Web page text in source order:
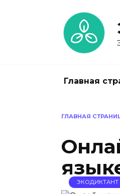
Главная
ГЛАВНАЯ
ЭКОДИКТАНТ